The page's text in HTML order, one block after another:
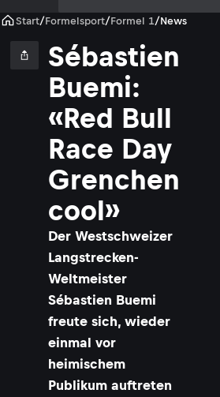
Start/Formelsport/Formel 1/News
Sébastien
Buemi:
«Red Bull
Race Day
Grenchen
cool»
​Der Westschweizer
Langstrecken-
Weltmeister
Sébastien Buemi
freute sich, wieder
einmal vor
heimischem
Publikum auftreten